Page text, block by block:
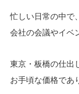
忙しい日常の中で
会社の会議やイベ
東京・板橋の仕出
お手頃な価格であ